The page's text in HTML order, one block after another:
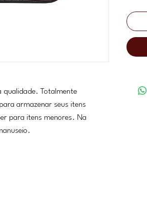
qualidade. Totalmente
armazenar seus itens
para itens menores. Na